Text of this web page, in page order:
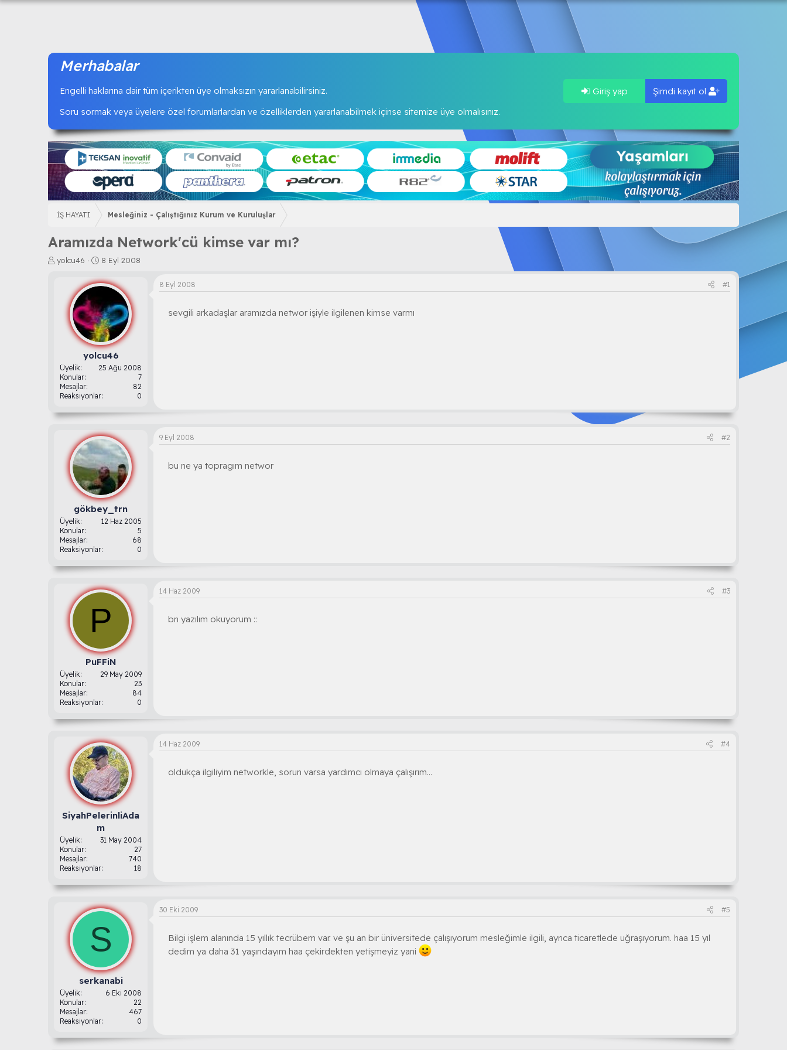
Merhabalar
Engelli haklarına dair tüm içerikten üye olmaksızın yararlanabilirsiniz.
Soru sormak veya üyelere özel forumlarlardan ve özelliklerden yararlanabilmek içinse sitemize üye olmalısınız.
Giriş yap Şimdi kayıt ol
İŞ HAYATI Mesleğiniz - Çalıştığınız Kurum ve Kuruluşlar
Aramızda Network'cü kimse var mı?
K
a
a
yolcu46
B
ş
n
g
ı
ç
t
a
h
8 Eyl 2008
yolcu46
Üyelik
25 Ağu 2008
Konular
7
Mesajlar
82
Reaksiyonlar
0
8 Eyl 2008 #1
sevgili arkadaşlar aramızda networ işiyle ilgilenen kimse varmı
gökbey_trn
Üyelik
12 Haz 2005
Konular
5
Mesajlar
68
Reaksiyonlar
0
9 Eyl 2008 #2
bu ne ya topragım networ
P
PuFFiN
Üyelik
29 May 2009
Konular
23
Mesajlar
84
Reaksiyonlar
0
14 Haz 2009 #3
bn yazılım okuyorum ::
SiyahPelerinliAda
m
Üyelik
31 May 2004
Konular
27
Mesajlar
740
Reaksiyonlar
18
14 Haz 2009 #4
oldukça ilgiliyim networkle, sorun varsa yardımcı olmaya çalışırım...
S
serkanabi
Üyelik
6 Eki 2008
Konular
22
Mesajlar
467
Reaksiyonlar
0
30 Eki 2009 #5
Bilgi işlem alanında 15 yıllık tecrübem var. ve şu an bir üniversitede çalışıyorum mesleğimle ilgili, ayrıca ticaretlede uğraşıyorum. haa 15 yıl
dedim ya daha 31 yaşındayım haa çekirdekten yetişmeyiz yani